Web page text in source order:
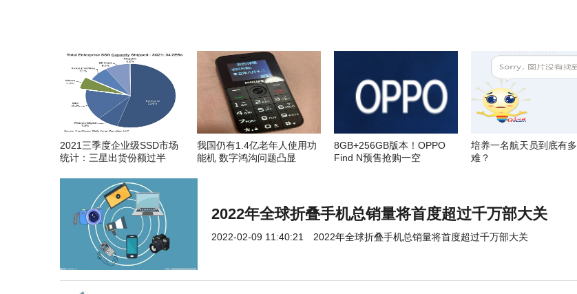
2021三季度企业级SSD市场
统计：三星出货份额过半
我国仍有1.4亿老年人使用功
能机 数字鸿沟问题凸显
8GB+256GB版本！OPPO
Find N预售抢购一空
培养一名航天员到底有多
难？
2022年全球折叠手机总销量将首度超过千万部大关
2022-02-09 11:40:21 2022年全球折叠手机总销量将首度超过千万部大关